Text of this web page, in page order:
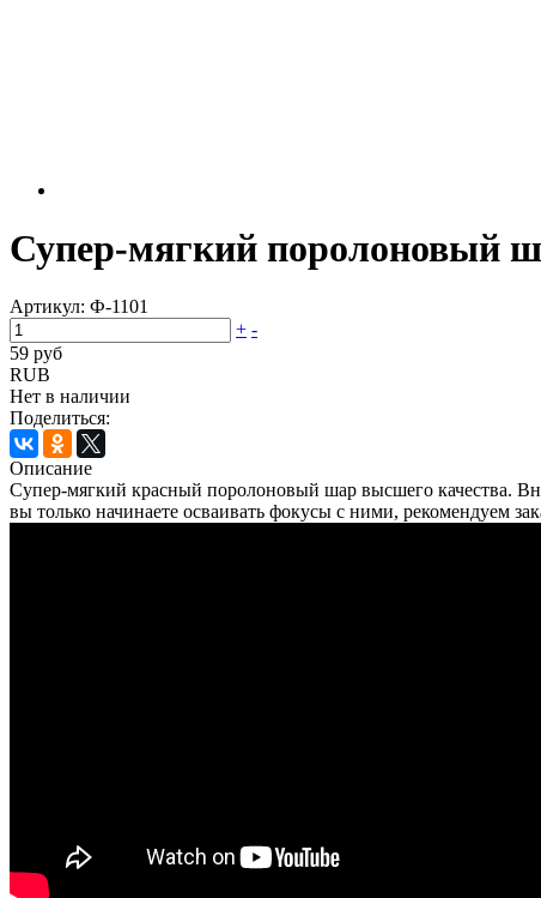
Супер-мягкий поролоновый
Артикул: Ф-1101
+ -
59 руб
RUB
Нет в наличии
Поделиться:
Описание
Супер-мягкий красный поролоновый шар высшего качества.
вы только начинаете осваивать фокусы с ними, рекомендуем